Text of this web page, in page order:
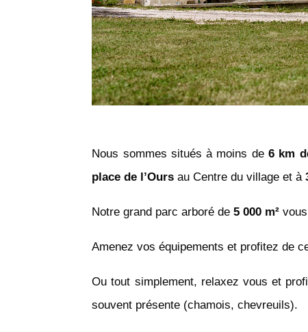
Nous sommes situés à moins de6 km
place de l’Ours au Centre du village et à
Notre grand parc arboré de5 000 m²
Amenez vos équipements et profitez de
Ou tout simplement, relaxez vous et
souvent présente (chamois, chevreuils).